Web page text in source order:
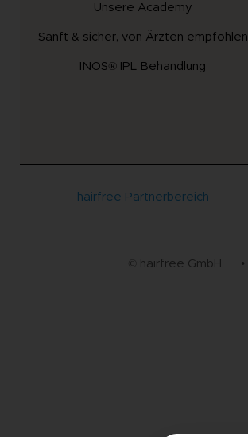
Unsere Academy
Sanft & sicher, von Ärzten empfohlen
INOS® IPL Behandlung
hairfree Partnerbereich
© hairfree GmbH •